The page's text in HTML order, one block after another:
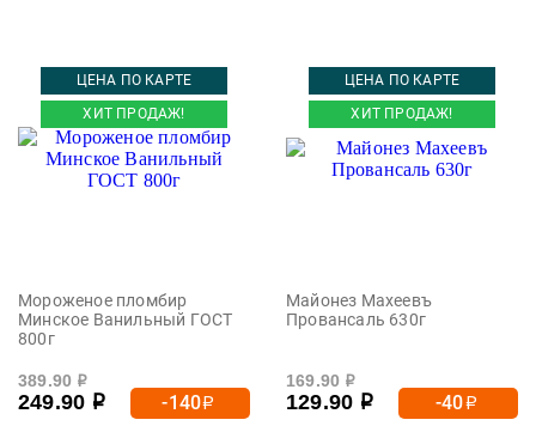
ЦЕНА ПО КАРТЕ
ХИТ ПРОДАЖ!
Мороженое пломбир
Минское Ванильный ГОСТ
800г
389.90 р
249.90 р -140р
ЦЕНА ПО КАРТЕ
ХИТ ПРОДАЖ!
Майонез Махеевъ
Провансаль 630г
169.90 р
129.90 р -40р